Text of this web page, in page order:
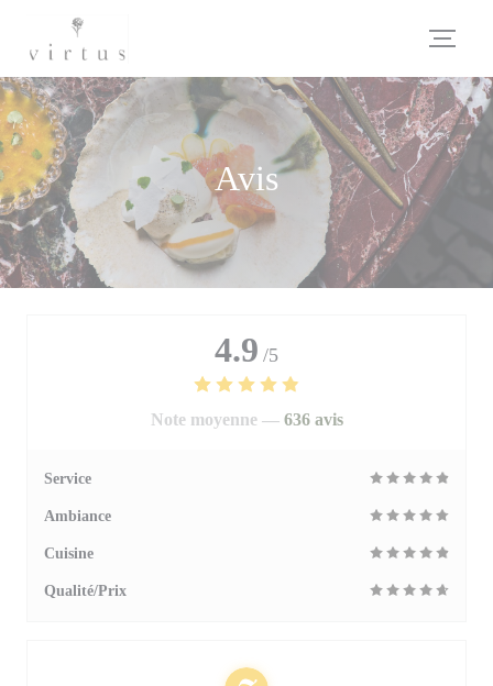
Avis
4.9 /5
Note moyenne — 636 avis
Service
Ambiance
Cuisine
Qualité/Prix